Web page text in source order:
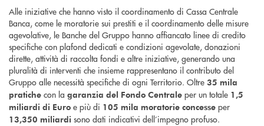
Alle iniziative che hanno visto il coordinamento di Cassa Centrale
Banca, come le moratorie sui prestiti e il coordinamento delle misure
agevolative, le Banche del Gruppo hanno affiancato linee di credito
specifiche con plafond dedicati e condizioni agevolate, donazioni
dirette, attività di raccolta fondi e altre iniziative, generando una
pluralità di interventi che insieme rappresentano il contributo del
Gruppo alle necessità specifiche di ogni Territorio. Oltre 35 mila
pratiche con la garanzia del Fondo Centrale per un totale 1,5
miliardi di Euro e più di 105 mila moratorie concesse per
13,350 miliardi sono dati indicativi dell’impegno profuso.